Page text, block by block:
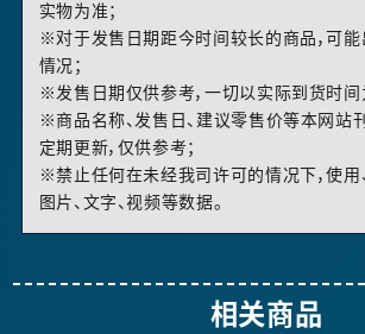
实物为准；
※对于发售日期距今时间较长的商品，可能
情况；
※发售日期仅供参考，一切以实际到货时间
※商品名称、发售日、建议零售价等本网站
定期更新，仅供参考；
※禁止任何在未经我司许可的情况下，使用
图片、文字、视频等数据。
相关商品